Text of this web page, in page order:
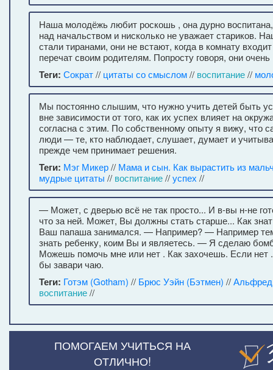
Наша молодёжь любит роскошь , она дурно
над начальством и нисколько не уважает стариков.
стали тиранами, они не встают, когда в комнату
перечат своим родителям. Попросту говоря, они
Теги: Сократ// цитаты со смыслом// воспитание//
Мы постоянно слышим, что нужно учить детей быть
вне зависимости от того, как их успех влияет на
согласна с этим. По собственному опыту я вижу, что
люди — те, кто наблюдает, слушает, думает и
прежде чем принимает решения.
Теги: Мэг Микер// Мама и сын. Как вырастить из
мудрые цитаты // воспитание//успех //
— Может, с дверью всё не так просто... И в-вы н-не
что за ней. Может, Вы должны стать старше... Как
Ваш папаша занимался. — Например? — Например
знать ребенку, коим Вы и являетесь. — Я сделаю
Можешь помочь мне или нет . Как захочешь. Если нет
бы завари чаю.
Теги: Готэм (Gotham) // Брюс Уэйн (Бэтмен) //Альфред
воспитание//
ПОМОГАЕМ УЧИТЬСЯ НА
ОТЛИЧНО!